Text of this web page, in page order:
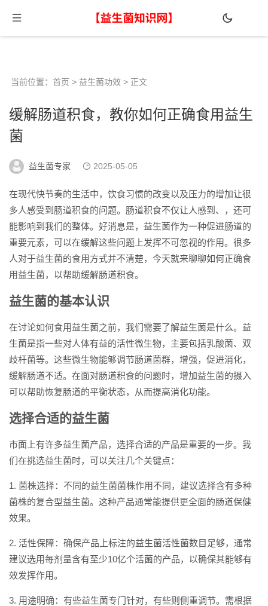
当前位置： 首页 > 益生菌功效 > 正文
缓解肠道积食，教你如何正确食用益生
菌
益生菌专家 2025-05-05
在现代快节奏的生活中，饮食习惯的改变以及压力的增加让很
多人感受到肠道积食的问题。肠道积食不仅让人感到、，还可
能影响到我们的整体。好消息是，益生菌作为一种促进肠道的
重要元素，可以在缓解这些问题上发挥不可忽视的作用。很多
人对于益生菌的食用方式并不清楚，今天就来聊聊如何正确食
用益生菌，以帮助缓解肠道积食。
益生菌的基本认识
在讨论如何食用益生菌之前，我们需要了解益生菌是什么。益
生菌是指一些对人体有益的活性微生物，主要包括乳酸菌、双
歧杆菌等。这些微生物能够调节肠道菌群，增强，促进消化，
缓解肠道不适。在面对肠道积食的问题时，增加益生菌的摄入
可以帮助恢复肠道的平衡状态，从而提高消化功能。
选择合适的益生菌
市面上有许多益生菌产品，选择合适的产品是重要的一步。我
们在挑选益生菌时，可以关注几个关键点：
1. 菌株选择：不同的益生菌菌株作用不同，建议选择含有多种
菌株的复合型益生菌。这种产品通常能提供更全面的肠道保健
效果。
2. 活性保障：确保产品上标注的益生菌活性菌数目足够，通常
建议选用每剂量含有至少10亿个活菌的产品，以确保其能够有
效发挥作用。
3. 用途明确：有些益生菌专门针对，有些则侧重调节。需根据